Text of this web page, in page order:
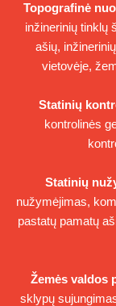
Topografinė
inžinerinių tinklų
ašių,
vietovėje,
Statinių
kontrolinės
Statinių
nužymėjimas,
pastatų pamatų
Žemės valdos
sklypų